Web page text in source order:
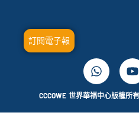
訂閱電子報
CCCOWE 世界華福中心版權所